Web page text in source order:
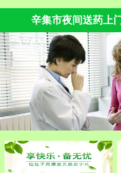
辛集市夜间送药上